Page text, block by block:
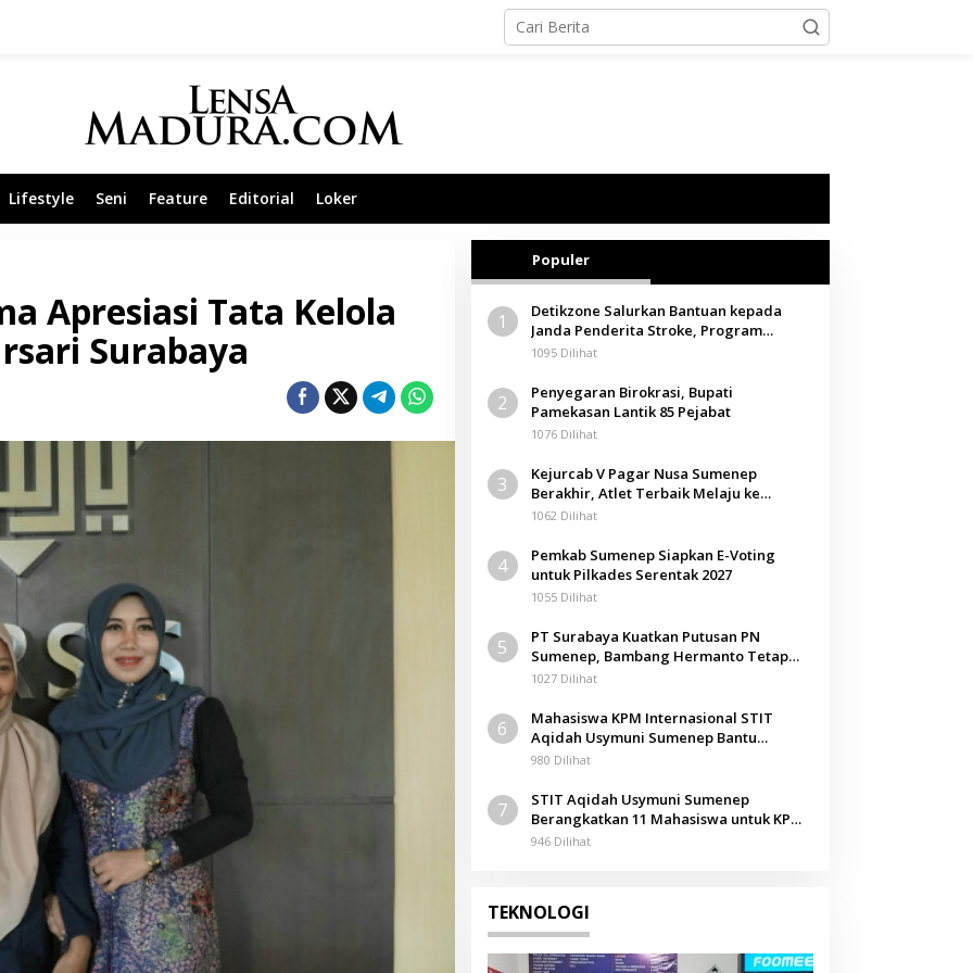
Lifestyle Seni Feature Editorial Loker
Apresiasi Tata Kelola
Surabaya
Populer
1
Detikzone Salurkan Bantuan kepada
Janda Penderita Stroke, Program
Berbagi Masuki Hari ke-61
1095 Dilihat
2
Penyegaran Birokrasi, Bupati
Pamekasan Lantik 85 Pejabat
1076 Dilihat
3
Kejurcab V Pagar Nusa Sumenep
Berakhir, Atlet Terbaik Melaju ke
Kejurwil Jatim
1062 Dilihat
4
Pemkab Sumenep Siapkan E-Voting
untuk Pilkades Serentak 2027
1055 Dilihat
5
PT Surabaya Kuatkan Putusan PN
Sumenep, Bambang Hermanto Tetap
Dinyatakan Pemilik Sah Tanah di
1027 Dilihat
6
Mahasiswa KPM Internasional STIT
Aqidah Usymuni Sumenep Bantu
Pengurusan Jenazah WNI di Malaysia
980 Dilihat
7
STIT Aqidah Usymuni Sumenep
Berangkatkan 11 Mahasiswa untuk KPM
Internasional di Malaysia
946 Dilihat
TEKNOLOGI